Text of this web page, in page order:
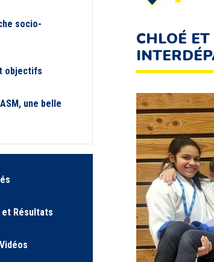
socio-
objectifs
une belle
Résultats
CHLOÉ